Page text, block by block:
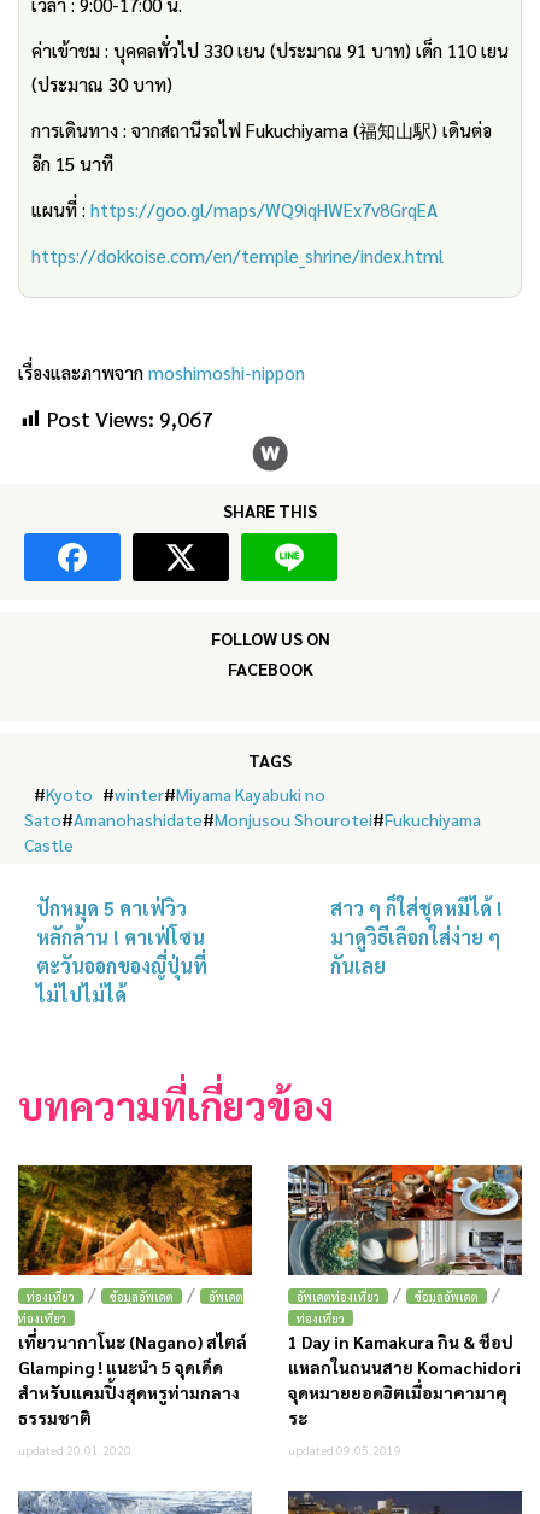
ค่าเข้าชม : บุคคลทั่วไป 330 เยน (ประมาณ 91 บาท) เด็ก 110 เยน
(ประมาณ 30 บาท)
การเดินทาง : จากสถานีรถไฟ Fukuchiyama (福知山駅) เดินต่อ
อีก 15 นาที
แผนที่ : https://goo.gl/maps/WQ9iqHWEx7v8GrqEA
https://dokkoise.com/en/temple_shrine/index.html
เรื่องและภาพจาก moshimoshi-nippon
Post Views: 9,067
SHARE THIS
FOLLOW US ON
FACEBOOK
TAGS
#Kyoto #winter#Miyama Kayabuki no
Sato#Amanohashidate#Monjusou Shourotei#Fukuchiyama
Castle
ปักหมุด 5 คาเฟ่วิว
หลักล้าน ! คาเฟ่โซน
ตะวันออกของญี่ปุ่นที่
ไม่ไปไม่ได้
สาว ๆ ก็ใส่ชุดหมีได้ !
มาดูวิธีเลือกใส่ง่าย ๆ
กันเลย
บทความที่เกี่ยวข้อง
ท่องเที่ยว / ข้อมูลอัพเดต /
อัพเดต
ท่องเที่ยว
เที่ยวนากาโนะ (Nagano) สไตล์
Glamping ! แนะนำ 5 จุดเด็ด
สำหรับแคมปิ้งสุดหรูท่ามกลาง
ธรรมชาติ
updated 20.01.2020
อัพเดตท่องเที่ยว / ข้อมูลอัพเดต /
ท่องเที่ยว
1 Day in Kamakura กิน & ช็อป
แหลกในถนนสาย Komachidori
จุดหมายยอดฮิตเมื่อมาคามาคุ
ระ
updated 09.05.2019